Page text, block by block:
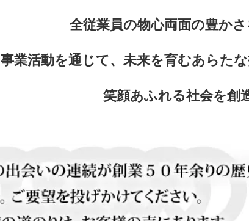
全従業員の物心両面の豊かさ
事業活動を通じて、未来を育むあらたな
笑顔あふれる社会を創